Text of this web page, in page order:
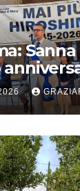
tutti”